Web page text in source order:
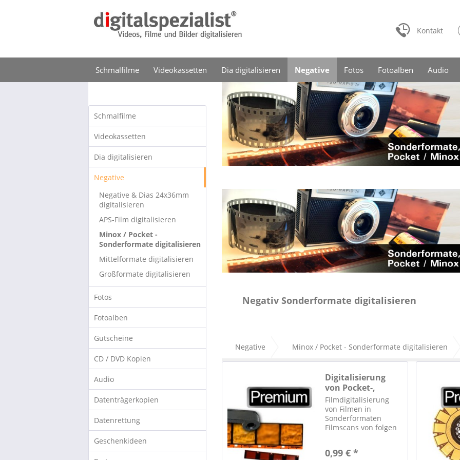
Kontakt
Schmalfilme Videokassetten Dia digitalisieren Negative Fotos Fotoalben Audio
Schmalfilme
Videokassetten
Dia digitalisieren
Negative
Negative & Dias 24x36mm
digitalisieren
APS-Film digitalisieren
Minox / Pocket -
Sonderformate digitalisieren
Mittelformate digitalisieren
Großformate digitalisieren
Fotos
Fotoalben
Gutscheine
CD / DVD Kopien
Audio
Datenträgerkopien
Datenrettung
Geschenkideen
Negativ Sonderformate digitalisieren
Negative Minox / Pocket - Sonderformate digitalisieren
Digitalisierung
von Pocket-,
Instamatic-,...
Filmdigitalisierung
von Filmen in
Sonderformaten
Filmscans von folgen
Größe Instamatic
0,99 € *